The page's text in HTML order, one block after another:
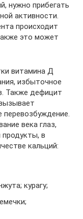
нужно прибегать
активности.
происходит
это может
витамина Д
избыточное
Также дефицит
перевозбуждение.
века глаз,
продукты, в
кальций:
курагу;